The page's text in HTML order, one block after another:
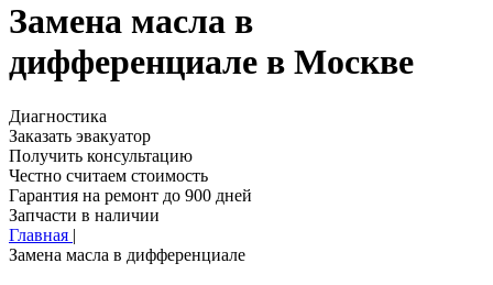
Замена масла в
дифференциале в Москве
Диагностика
Заказать эвакуатор
Получить консультацию
Честно считаем стоимость
Гарантия на ремонт до 900 дней
Запчасти в наличии
Главная |
Замена масла в дифференциале